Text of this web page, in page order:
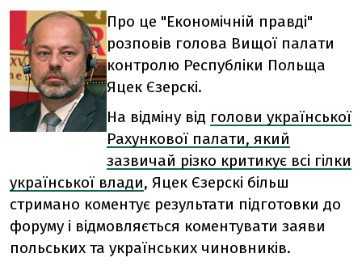
Про це "Економічній правді"
розповів голова Вищої палати
контролю Республіки Польща
Яцек Єзерскі.
На відміну від голови української
Рахункової палати, який
зазвичай різко критикує всі гілки
української влади, Яцек Єзерскі більш
стримано коментує результати підготовки до
форуму і відмовляється коментувати заяви
польських та українських чиновників.